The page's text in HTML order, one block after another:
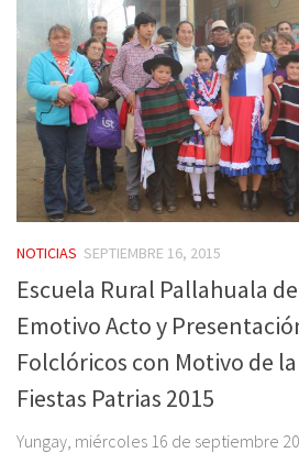
NOTICIAS SEPTIEMBRE 16, 2015
Escuela Rural Pallahuala
Emotivo Acto y
Folclóricos con Motivo de
Fiestas Patrias 2015
Yungay, miércoles 16 de septiembre